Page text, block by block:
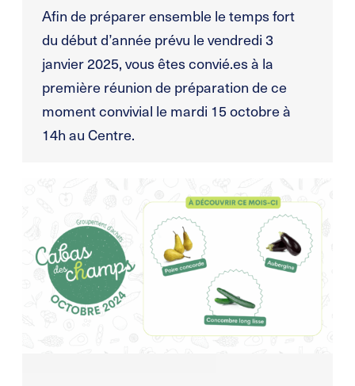
Afin de préparer ensemble le temps fort
du début d’année prévu le vendredi 3
janvier 2025, vous êtes convié.es à la
première réunion de préparation de ce
moment convivial le mardi 15 octobre à
14h au Centre.